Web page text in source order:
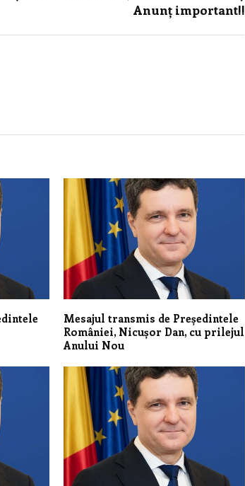
Anunț important!!
Mesajul transmis de Președintele
României, Nicușor Dan, cu prilejul
Anului Nou